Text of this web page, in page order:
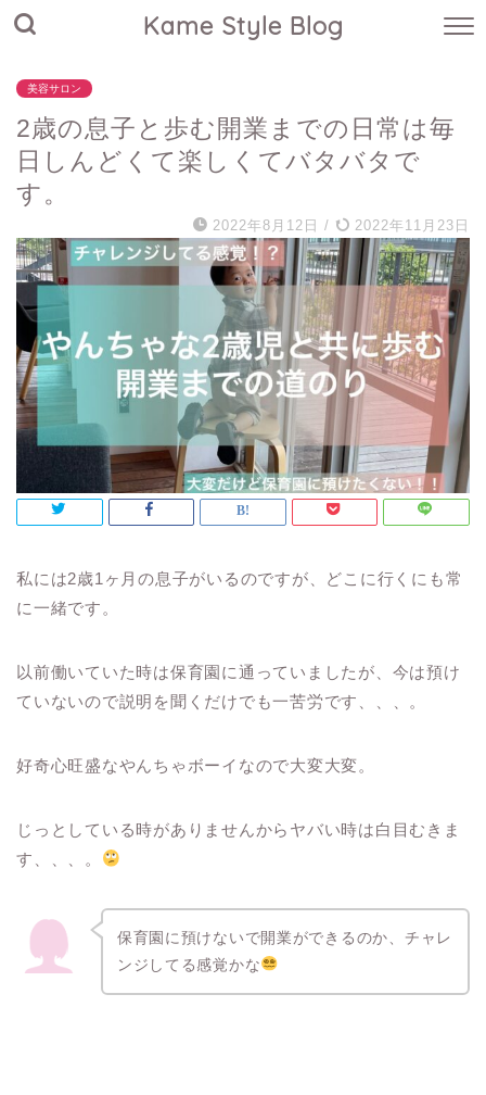
Kame Style Blog
美容サロン
2歳の息子と歩む開業までの日常は毎
日しんどくて楽しくてバタバタで
す。
2022年8月12日 / 2022年11月23日
私には2歳1ヶ月の息子がいるのですが、どこに行くにも常
に一緒です。
以前働いていた時は保育園に通っていましたが、今は預け
ていないので説明を聞くだけでも一苦労です、、、。
好奇心旺盛なやんちゃボーイなので大変大変。
じっとしている時がありませんからヤバい時は白目むきま
す、、、。
保育園に預けないで開業ができるのか、チャレ
ンジしてる感覚かな